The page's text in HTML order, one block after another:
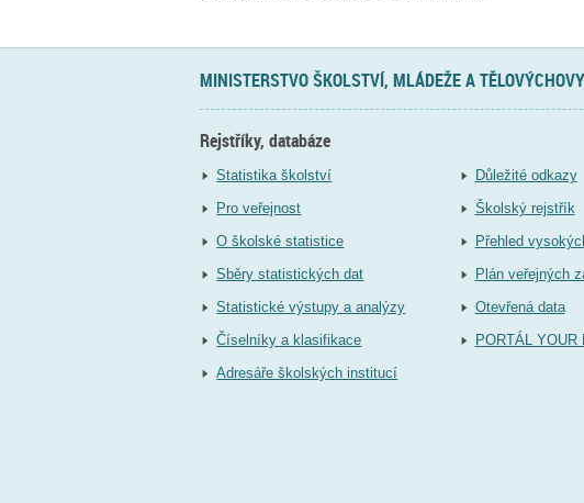
MINISTERSTVO ŠKOLSTVÍ, MLÁDEŽE A TĚLOVÝCHOVY
Rejstříky, databáze
Statistika školství
Pro veřejnost
O školské statistice
Sběry statistických dat
Statistické výstupy a analýzy
Číselníky a klasifikace
Adresáře školských institucí
Důležité odkazy
Školský rejstřík
Přehled
Plán veřejných
Otevřená data
PORTÁL YOUR